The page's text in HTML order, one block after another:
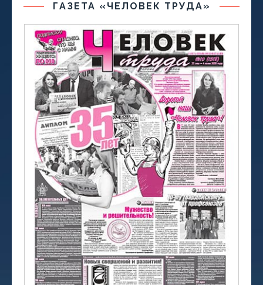
ГАЗЕТА «ЧЕЛОВЕК ТРУДА»